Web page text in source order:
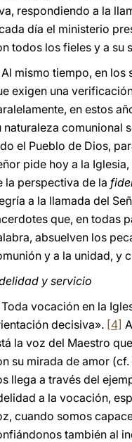
respondiendo a la
día el ministerio
todos los fieles y a su
Al mismo tiempo, en
exigen una
en estos
naturaleza comunional
el Pueblo de Dios,
pide hoy a la
la perspectiva de la
a la llamada del
que, en todas
absuelven los
y a la unidad, y
y servicio
Toda vocación en la
decisiva». [4]
la voz del Maestro
su mirada de amor (cf.
llega a través del
a la vocación,
cuando somos
también al